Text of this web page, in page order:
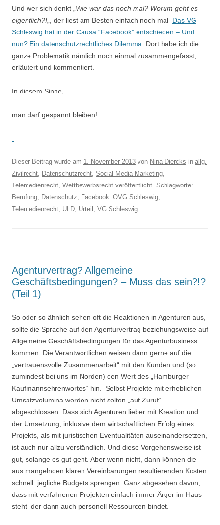
Und wer sich denkt „ Wie war das noch mal? Worum geht es
eigentlich?! „, der liest am Besten einfach noch mal Das VG
Schleswig hat in der Causa “Facebook” entschieden – Und
nun? Ein datenschutzrechtliches Dilemma . Dort habe ich die
ganze Problematik nämlich noch einmal zusammengefasst,
erläutert und kommentiert.
In diesem Sinne,
man darf gespannt bleiben!
Dieser Beitrag wurde am 1. November 2013 von Nina Diercks in allg.
Zivilrecht
Datenschutzrecht Social Media Marketing
Telemedienrecht Wettbewerbsrecht veröffentlicht. Schlagworte:
Berufung
Datenschutz Facebook OVG Schleswig
Telemedienrecht ULD Urteil VG Schleswig
Agenturvertrag? Allgemeine
Geschäftsbedingungen? – Muss das sein?!?
(Teil 1)
So oder so ähnlich sehen oft die Reaktionen in Agenturen aus,
sollte die Sprache auf den Agenturvertrag beziehungsweise auf
Allgemeine Geschäftsbedingungen für das Agenturbusiness
kommen. Die Verantwortlichen weisen dann gerne auf die
„vertrauensvolle Zusammenarbeit“ mit den Kunden und (so
zumindest bei uns im Norden) den Wert des „Hamburger
Kaufmannsehrenwortes“ hin. Selbst Projekte mit erheblichen
Umsatzvolumina werden nicht selten „auf Zuruf“
abgeschlossen. Dass sich Agenturen lieber mit Kreation und
der Umsetzung, inklusive dem wirtschaftlichen Erfolg eines
Projekts, als mit juristischen Eventualitäten auseinandersetzen,
ist auch nur allzu verständlich. Und diese Vorgehensweise ist
gut, solange es gut geht. Aber wenn nicht, dann können die
aus mangelnden klaren Vereinbarungen resultierenden Kosten
schnell jegliche Budgets sprengen. Ganz abgesehen davon,
dass mit verfahrenen Projekten einfach immer Ärger im Haus
steht, der dann auch personell Ressourcen bindet.